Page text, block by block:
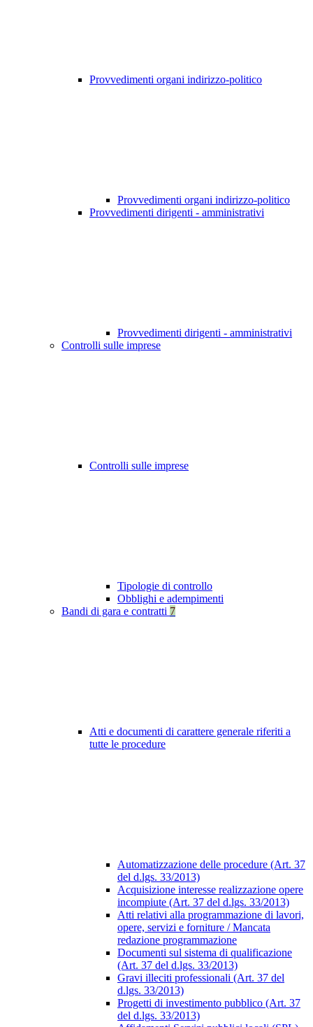
Provvedimenti organi indirizzo-politico
Provvedimenti organi indirizzo-politico
Provvedimenti dirigenti - amministrativi
Provvedimenti dirigenti - amministrativi
Controlli sulle imprese
Controlli sulle imprese
Tipologie di controllo
Obblighi e adempimenti
Bandi di gara e contratti 7
Atti e documenti di carattere generale riferiti a
tutte le procedure
Automatizzazione delle procedure (Art. 37
del d.lgs. 33/2013)
Acquisizione interesse realizzazione opere
incompiute (Art. 37 del d.lgs. 33/2013)
Atti relativi alla programmazione di lavori,
opere, servizi e forniture / Mancata
redazione programmazione
Documenti sul sistema di qualificazione
(Art. 37 del d.lgs. 33/2013)
Gravi illeciti professionali (Art. 37 del
d.lgs. 33/2013)
Progetti di investimento pubblico (Art. 37
del d.lgs. 33/2013)